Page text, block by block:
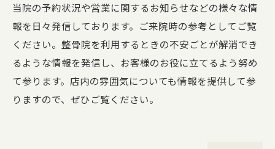
当院の予約状況や営業に関するお知らせなどの様々な情
報を日々発信しております。ご来院時の参考としてご覧
ください。整骨院を利用するときの不安ごとが解消でき
るような情報を発信し、お客様のお役に立てるよう努め
て参ります。店内の雰囲気についても情報を提供して参
りますので、ぜひご覧ください。